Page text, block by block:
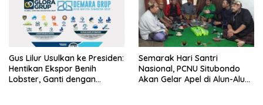
Gus Lilur Usulkan ke Presiden:
Hentikan Ekspor Benih
Lobster, Ganti dengan
Semarak Hari Santri
Nasional, PCNU Situbondo
Akan Gelar Apel di Alun-Alun